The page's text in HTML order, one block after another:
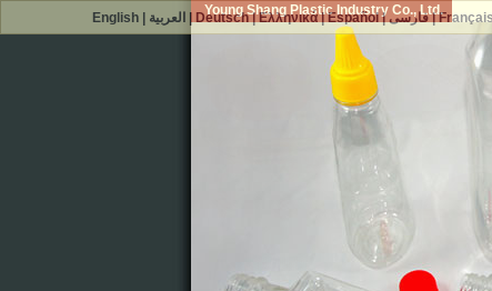
Young Shang Plastic Industry Co., Ltd.
English| العربية Deutsch|Ελληνικά|Español| فارسی|Français